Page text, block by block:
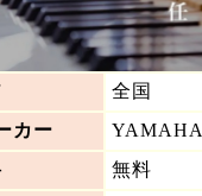
全国
カー
YAMAHA
無料